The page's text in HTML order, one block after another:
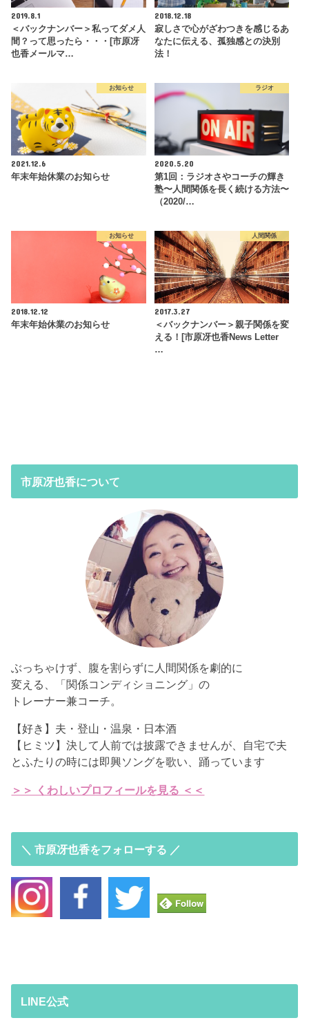
2019.8.1
＜バックナンバー＞私ってダメ人
間？って思ったら・・・[市原冴
也香メールマ…
2018.12.18
寂しさで心がざわつきを感じるあ
なたに伝える、孤独感との決別
法！
お知らせ
2021.12.6
年末年始休業のお知らせ
ラジオ
2020.5.20
第1回：ラジオさやコーチの輝き
塾〜人間関係を長く続ける方法〜
（2020/…
お知らせ
2018.12.12
年末年始休業のお知らせ
人間関係
2017.3.27
＜バックナンバー＞親子関係を変
える！[市原冴也香News Letter
…
市原冴也香について
ぶっちゃけず、腹を割らずに人間関係を劇的に
変える、「関係コンディショニング」の
トレーナー兼コーチ。
【好き】夫・登山・温泉・日本酒
【ヒミツ】決して人前では披露できませんが、自宅で夫
とふたりの時には即興ソングを歌い、踊っています
＞＞ くわしいプロフィールを見る ＜＜
＼ 市原冴也香をフォローする ／
LINE公式